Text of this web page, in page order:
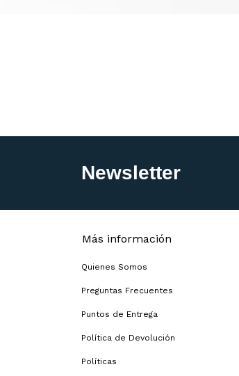
Newsletter
Más información
Quienes Somos
Preguntas Frecuentes
Puntos de Entrega
Política de Devolución
Políticas